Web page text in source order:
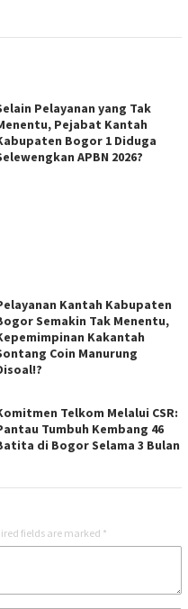
Pelayanan yang Tak
Pejabat Kantah
Bogor 1 Diduga
APBN 2026?
Kantah Kabupaten
Semakin Tak Menentu,
Kakantah
Coin Manurung
Telkom Melalui CSR:
Tumbuh Kembang 46
di Bogor Selama 3 Bulan
fields are marked *